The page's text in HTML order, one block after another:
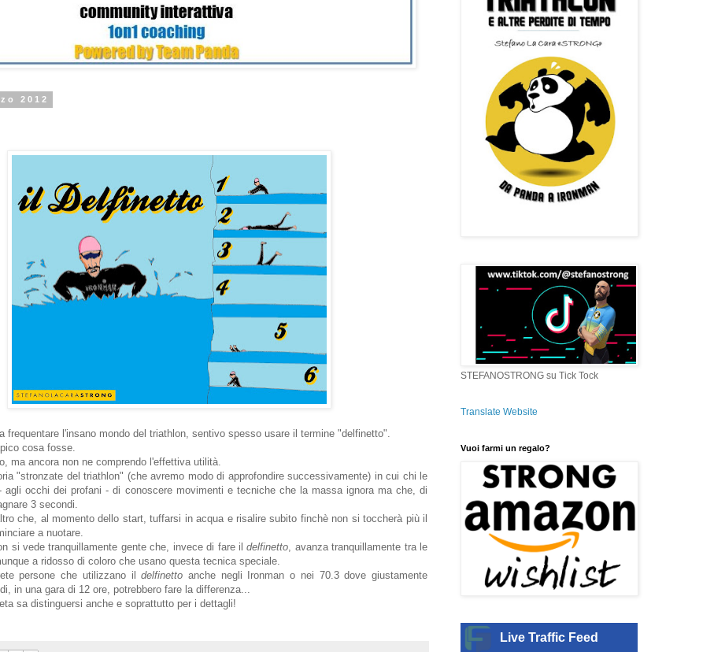
2012
frequentare l'insano mondo del triathlon, sentivo spesso usare il termine "delfinetto".
cosa fosse.
ma ancora non ne comprendo l'effettiva utilità.
"stronzate del triathlon" (che avremo modo di approfondire successivamente) in cui chi le
agli occhi dei profani - di conoscere movimenti e tecniche che la massa ignora ma che, di
3 secondi.
che, al momento dello start, tuffarsi in acqua e risalire subito finchè non si toccherà più il
a nuotare.
si vede tranquillamente gente che, invece di fare ildelfinetto, avanza tranquillamente tra le
a ridosso di coloro che usano questa tecnica speciale.
persone che utilizzano ildelfinettoanche negli Ironman o nei 70.3 dove giustamente
in una gara di 12 ore, potrebbero fare la differenza...
sa distinguersi anche e soprattutto per i dettagli!
STEFANOSTRONG su Tick Tock
Translate Website
Vuoi farmi un regalo?
Live Traffic Feed